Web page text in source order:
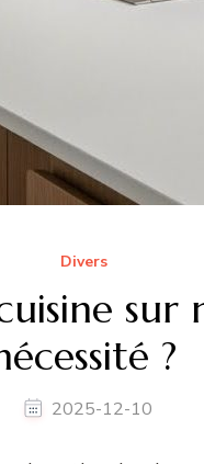
Divers
sur
?
2025-12-10